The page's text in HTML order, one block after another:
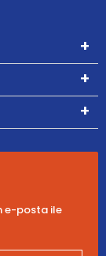
e-posta ile